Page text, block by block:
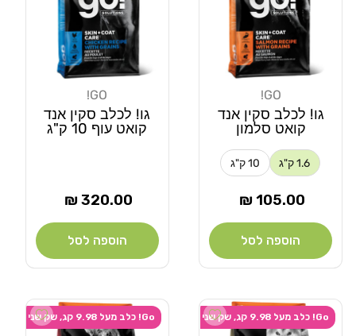
GO!
גו! לכלב סקין אנד
קואט סלמון
1.6 ק"ג 10 ק"ג
מחיר
105.00 ₪
הוספה לסל
GO!
גו! לכלב סקין אנד
קואט עוף 10 ק"ג
מחיר
320.00 ₪
הוספה לסל
Add wishlist
Go! כלב מעל 9.98 קג, שק שני ב-20% הנחה
Add wishlist
Go! כלב מעל 9.98 קג, שק שני ב-20% הנחה